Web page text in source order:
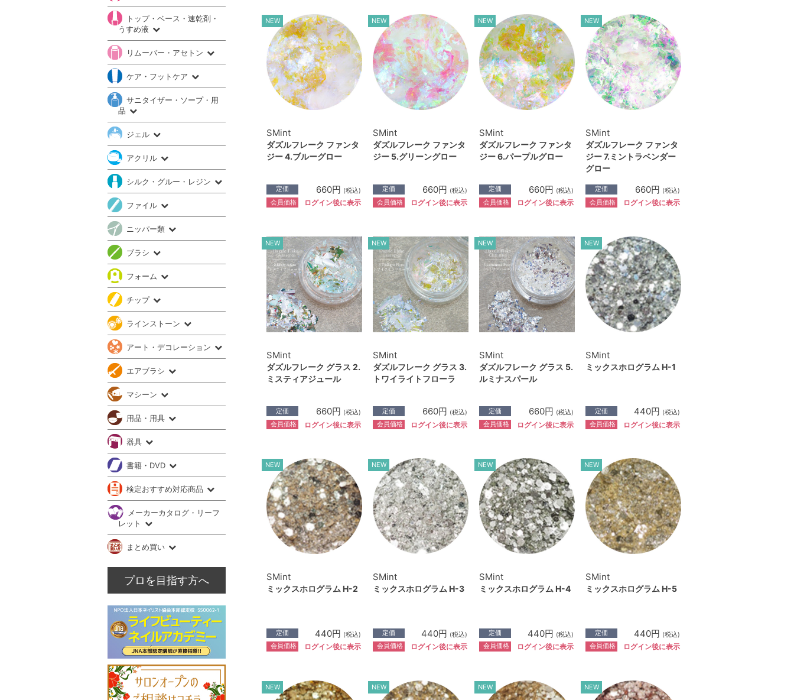
NEW
SMint
ダズルフレーク ファンタ
ジー 4.ブルーグロー
定価 660円 (税込)
会員価格 ログイン後に表示
NEW
SMint
ダズルフレーク ファンタ
ジー 5.グリーングロー
定価 660円 (税込)
会員価格 ログイン後に表示
NEW
SMint
ダズルフレーク ファンタ
ジー 6.パープルグロー
定価 660円 (税込)
会員価格 ログイン後に表示
NEW
SMint
ダズルフレーク ファンタ
ジー 7.ミントラベンダー
グロー
定価 660円 (税込)
会員価格 ログイン後に表示
NEW
SMint
ダズルフレーク グラス 2.
ミスティアジュール
定価 660円 (税込)
会員価格 ログイン後に表示
NEW
SMint
ダズルフレーク グラス 3.
トワイライトフローラ
定価 660円 (税込)
会員価格 ログイン後に表示
NEW
SMint
ダズルフレーク グラス 5.
ルミナスパール
定価 660円 (税込)
会員価格 ログイン後に表示
NEW
SMint
ミックスホログラム H-1
定価 440円 (税込)
会員価格 ログイン後に表示
NEW
SMint
ミックスホログラム H-2
定価 440円 (税込)
会員価格 ログイン後に表示
NEW
SMint
ミックスホログラム H-3
定価 440円 (税込)
会員価格 ログイン後に表示
NEW
SMint
ミックスホログラム H-4
定価 440円 (税込)
会員価格 ログイン後に表示
NEW
SMint
ミックスホログラム H-5
定価 440円 (税込)
会員価格 ログイン後に表示
NEW NEW NEW NEW
トップ・ベース・速乾剤・
うすめ液
リムーバー・アセトン
ケア・フットケア
サニタイザー・ソープ・用
品
ジェル
アクリル
シルク・グルー・レジン
ファイル
ニッパー類
ブラシ
フォーム
チップ
ラインストーン
アート・デコレーション
エアブラシ
マシーン
用品・用具
器具
書籍・DVD
検定おすすめ対応商品
メーカーカタログ・リーフ
レット
まとめ買い
プロを目指す方へ